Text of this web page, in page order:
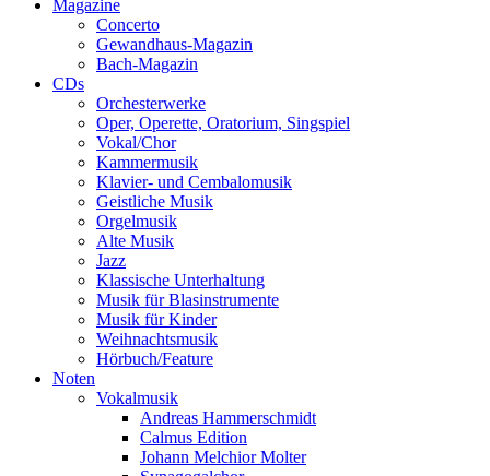
Magazine
Concerto
Gewandhaus-Magazin
Bach-Magazin
CDs
Orchesterwerke
Oper, Operette, Oratorium, Singspiel
Vokal/Chor
Kammermusik
Klavier- und Cembalomusik
Geistliche Musik
Orgelmusik
Alte Musik
Jazz
Klassische Unterhaltung
Musik für Blasinstrumente
Musik für Kinder
Weihnachtsmusik
Hörbuch/Feature
Noten
Vokalmusik
Andreas Hammerschmidt
Calmus Edition
Johann Melchior Molter